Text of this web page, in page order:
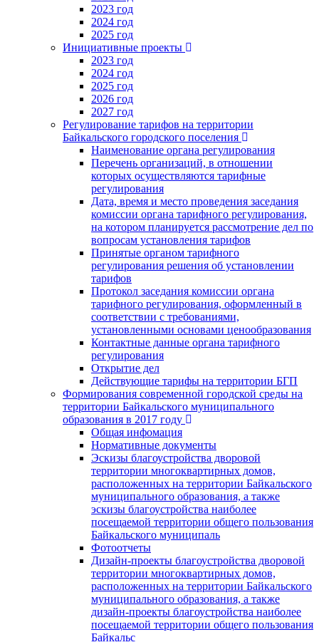
2023 год
2024 год
2025 год
Инициативные проекты
2023 год
2024 год
2025 год
2026 год
2027 год
Регулирование тарифов на территории
Байкальского городского поселения
Наименование органа регулирования
Перечень организаций, в отношении
которых осуществляются тарифные
регулирования
Дата, время и место проведения заседания
комиссии органа тарифного регулирования,
на котором планируется рассмотрение дел по
вопросам установления тарифов
Принятые органом тарифного
регулирования решения об установлении
тарифов
Протокол заседания комиссии органа
тарифного регулирования, оформленный в
соответствии с требованиями,
установленными основами ценообразования
Контактные данные органа тарифного
регулирования
Открытие дел
Действующие тарифы на территории БГП
Формирования современной городской среды на
территории Байкальского муниципального
образования в 2017 году
Общая инфомация
Нормативные документы
Эскизы благоустройства дворовой
территории многоквартирных домов,
расположенных на территории Байкальского
муниципального образования, а также
эскизы благоустройства наиболее
посещаемой территории общего пользования
Байкальского муниципаль
Фотоотчеты
Дизайн-проекты благоустройства дворовой
территории многоквартирных домов,
расположенных на территории Байкальского
муниципального образования, а также
дизайн-проекты благоустройства наиболее
посещаемой территории общего пользования
Байкальс